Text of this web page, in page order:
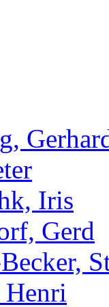
Iris
Gerd
Henri